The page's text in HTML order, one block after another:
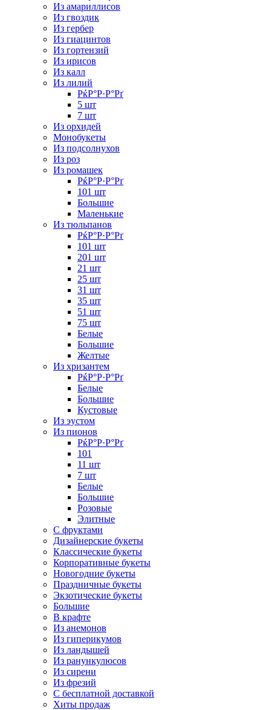
Из амариллисов
Из гвоздик
Из гербер
Из гиацинтов
Из гортензий
Из ирисов
Из калл
Из лилий
РќР°Р·Р°Рґ
5 шт
7 шт
Из орхидей
Монобукеты
Из подсолнухов
Из роз
Из ромашек
РќР°Р·Р°Рґ
101 шт
Большие
Маленькие
Из тюльпанов
РќР°Р·Р°Рґ
101 шт
201 шт
21 шт
25 шт
31 шт
35 шт
51 шт
75 шт
Белые
Большие
Желтые
Из хризантем
РќР°Р·Р°Рґ
Белые
Большие
Кустовые
Из эустом
Из пионов
РќР°Р·Р°Рґ
101
11 шт
7 шт
Белые
Большие
Розовые
Элитные
С фруктами
Дизайнерские букеты
Классические букеты
Корпоративные букеты
Новогодние букеты
Праздничные букеты
Экзотические букеты
Большие
В крафте
Из анемонов
Из гиперикумов
Из ландышей
Из ранункулюсов
Из сирени
Из фрезий
С бесплатной доставкой
Хиты продаж